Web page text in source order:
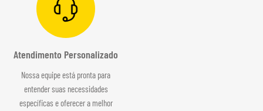
Atendimento Personalizado
Nossa equipe está pronta para
entender suas necessidades
específicas e oferecer a melhor